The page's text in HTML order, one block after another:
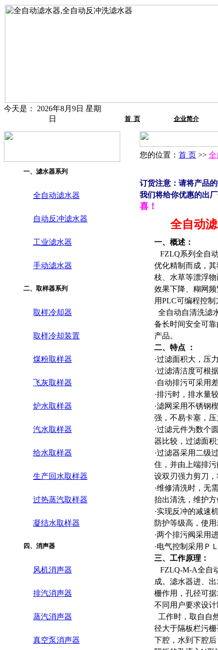
今天是： 2026年8月9日 星期
日
首 页 企业简介
一、滤水器系列
全自动滤水器
自动反冲滤水器
工业滤水器
手动滤水器
二、取样器系列
取样冷却器
取样冷却装置
煤粉取样器
飞灰取样器
炉水取样器
汽水取样器
给水取样器
生产回水取样器
过热蒸汽取样器
凝结水取样器
四、消声器
风机消声器
排汽消声器
蒸汽消声器
真空泵消声器
您的位置： 首 页 >> 全
订货注意：请将产品
我们将给你优惠的出
喜！
全自动
一、概述：
FZLQ系列全自
优化精制而成，
枝、水草等漂浮
效果下降、糊网
用PLC可编程控
全自动自清洗滤
备长时间安全可
产品。
二、特点 ：
·过滤面积大，压
·过滤清洁度可根
·自动排污可采用
·排污时，排水量
·滤网采用不锈钢
强，不易卡塞，
·过滤元件为数个
器比较，过滤面
·过滤器采用二级
住，并由上端排
设双刃强力剪刀
·维修清洗时，无
抬出清洗，维护方
·实现反冲的减速
防护等级高，使
·两个排污阀采用
·电气控制采用Ｐ
三、工作原理：
FZLQ-M-A全自
成。滤水器进、
栅作用，孔径可
不同用户要求设
工作时，取自自
径大于隔板栏污
下腔，水到下腔